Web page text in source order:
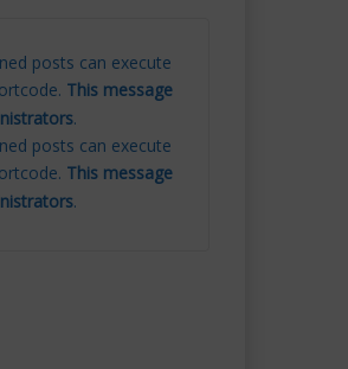
posts can execute
This message
.
posts can execute
This message
.